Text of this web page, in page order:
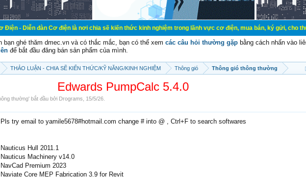
đàn Cơ điện là nơi chia sẽ kiến thức kinh nghiệm trong lãnh vực cơ điện, mua bán, ký gửi, cho thuê
bạn ghé thăm dmec.vn và có thắc mắc, bạn có thể xem các câu hỏi thường gặp bằng cách nhấn vào
để bắt đầu đăng bán sản phẩm của mình.
THẢO LUẬN - CHIA SẼ KIẾN THỨC/KỸ NĂNG/KINH NGHIỆM Thông gió Thông gió thông thường
Edwards PumpCalc 5.4.0
thường' bắt đầu bởi Drograms 15/5/26
Pls try email to yamile5678#hotmail.com change # into @ , Ctrl+F to search softwares
Nauticus Hull 2011.1
Nauticus Machinery v14.0
NavCad Premium 2023
Naviate Core MEP Fabrication 3.9 for Revit